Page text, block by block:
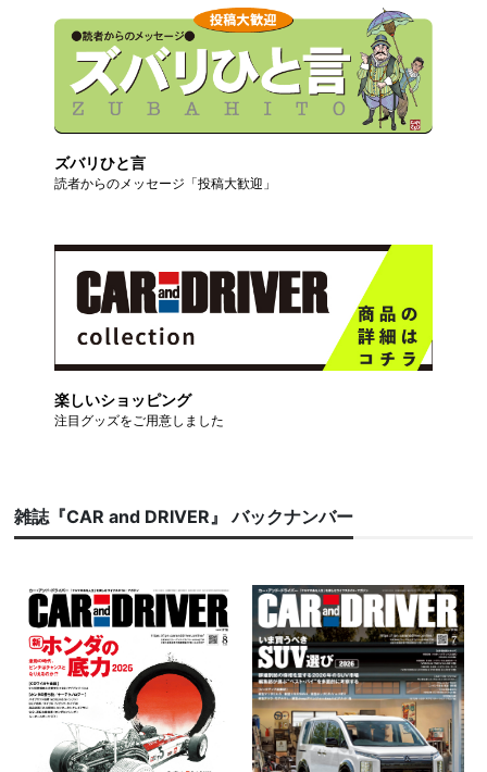
ズバリひと言
読者からのメッセージ「投稿大歓迎」
楽しいショッピング
注目グッズをご用意しました
雑誌『CAR and DRIVER』 バックナンバー